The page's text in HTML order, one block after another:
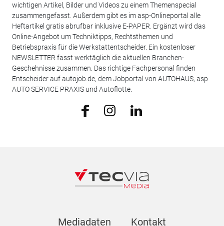
wichtigen Artikel, Bilder und Videos zu einem Themenspecial
zusammengefasst. Außerdem gibt es im asp-Onlineportal alle
Heftartikel gratis abrufbar inklusive E-PAPER. Ergänzt wird das
Online-Angebot um Techniktipps, Rechtsthemen und
Betriebspraxis für die Werkstattentscheider. Ein kostenloser
NEWSLETTER fasst werktäglich die aktuellen Branchen-
Geschehnisse zusammen. Das richtige Fachpersonal finden
Entscheider auf autojob.de, dem Jobportal von AUTOHAUS, asp
AUTO SERVICE PRAXIS und Autoflotte.
Mediadaten Kontakt